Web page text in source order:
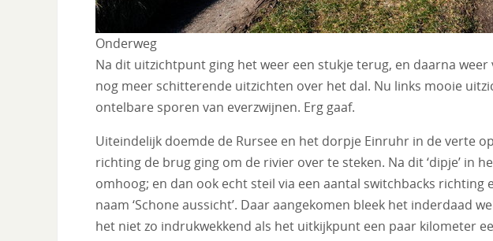
Onderweg
Na dit uitzichtpunt ging het weer een stukje terug, en daarna
nog meer schitterende uitzichten over het dal. Nu links mooie
ontelbare sporen van everzwijnen. Erg gaaf.
Uiteindelijk doemde de Rursee en het dorpje Einruhr in de verte
richting de brug ging om de rivier over te steken. Na dit ‘dipje’ in
omhoog; en dan ook echt steil via een aantal switchbacks
naam ‘Schone aussicht’. Daar aangekomen bleek het inderdaad
het niet zo indrukwekkend als het uitkijkpunt een paar kilometer